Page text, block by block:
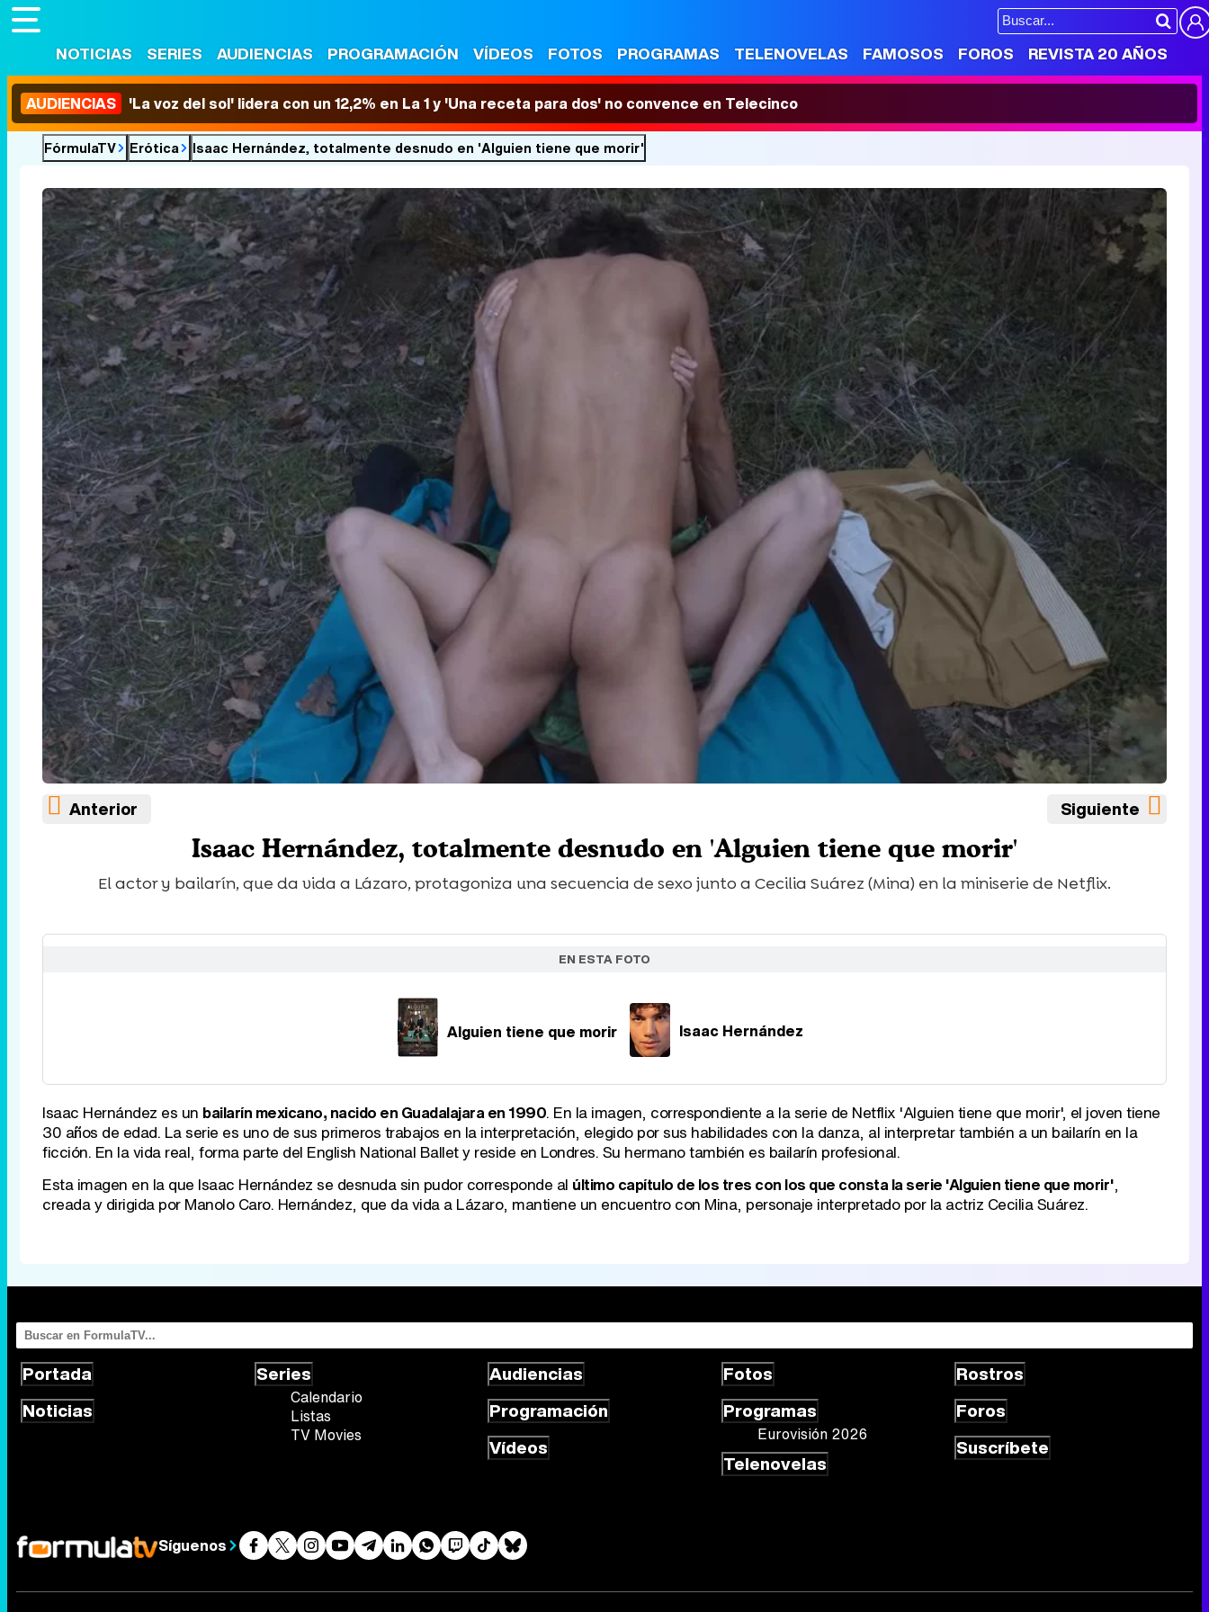
NOTICIAS SERIES AUDIENCIAS PROGRAMACIÓN VÍDEOS FOTOS PROGRAMAS TELENOVELAS FAMOSOS FOROS REVISTA 20 AÑOS
AUDIENCIAS 'La voz del sol' lidera con un 12,2% en La 1 y 'Una receta para dos' no convence en Telecinco
FórmulaTV Erótica Isaac Hernández, totalmente desnudo en 'Alguien tiene que morir'
Anterior Siguiente
Isaac Hernández, totalmente desnudo en 'Alguien tiene que morir'
El actor y bailarín, que da vida a Lázaro, protagoniza una secuencia de sexo junto a Cecilia Suárez (Mina) en la miniserie de Netflix.
EN ESTA FOTO
Alguien tiene que morir Isaac Hernández
Isaac Hernández es un bailarín mexicano, nacido en Guadalajara en 1990. En la imagen, correspondiente a la serie de Netflix 'Alguien tiene que morir', el joven tiene
30 años de edad. La serie es uno de sus primeros trabajos en la interpretación, elegido por sus habilidades con la danza, al interpretar también a un bailarín en la
ficción. En la vida real, forma parte del English National Ballet y reside en Londres. Su hermano también es bailarín profesional.
Esta imagen en la que Isaac Hernández se desnuda sin pudor corresponde al último capítulo de los tres con los que consta la serie 'Alguien tiene que morir',
creada y dirigida por Manolo Caro. Hernández, que da vida a Lázaro, mantiene un encuentro con Mina, personaje interpretado por la actriz Cecilia Suárez.
Portada
Noticias
Series
Calendario
Listas
TV Movies
Audiencias
Programación
Vídeos
Fotos
Programas
Eurovisión 2026
Telenovelas
Rostros
Foros
Suscríbete
Síguenos